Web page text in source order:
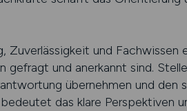
Zuverlässigkeit und
gefragt und anerkannt sind.
übernehmen und den
das klare Perspektiven